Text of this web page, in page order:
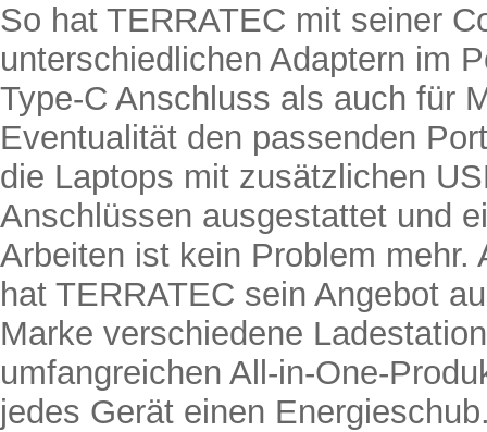
So hat TERRATEC mit seiner
unterschiedlichen Adaptern im
Type-C Anschluss als auch für
Eventualität den passenden
die Laptops mit zusätzlichen
Anschlüssen ausgestattet und
Arbeiten ist kein Problem
hat TERRATEC sein Angebot
Marke verschiedene
umfangreichen All-in-One-
jedes Gerät einen